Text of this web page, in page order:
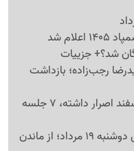
شد
شد؟+ جزییات
رجب‌زاده؛ بازداشت
اگر شمخانی بر تشکیل جلسه در 9 اسفند اصرار داشته، 7 جلسه
آخرین اخبار نقل‌وانتقالات پرسپولیس دوشنبه 19 مرداد؛ از ماندن